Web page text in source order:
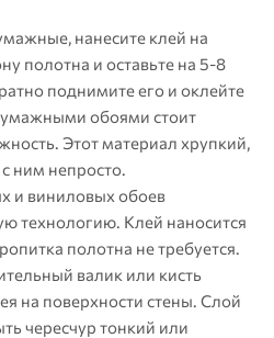
нанесите клей на
полотна и оставьте на 5-8
поднимите его и оклейте
обоями стоит
Этот материал хрупкий,
ним непросто.
и виниловых обоев
технологию. Клей наносится
полотна не требуется.
валик или кисть
на поверхности стены. Слой
чересчур тонкий или